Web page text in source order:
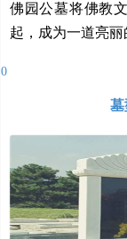
佛园公墓将佛教
起，成为一道亮丽
0
墓